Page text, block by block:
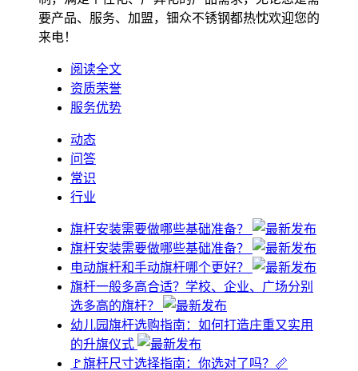
要产品、服务、加盟，钿众不锈钢都热忱欢迎您的
来电！
阅读全文
资质荣誉
服务优势
动态
问答
常识
行业
旗杆安装需要做哪些基础准备？
旗杆安装需要做哪些基础准备？
电动旗杆和手动旗杆哪个更好？
旗杆一般多高合适？学校、企业、广场分别
选多高的旗杆？
幼儿园旗杆选购指南：如何打造庄重又实用
的升旗仪式
🚩旗杆尺寸选择指南：你选对了吗？📏